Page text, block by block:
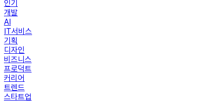
인기
개발
AI
IT서비스
기획
디자인
비즈니스
프로덕트
커리어
트렌드
스타트업